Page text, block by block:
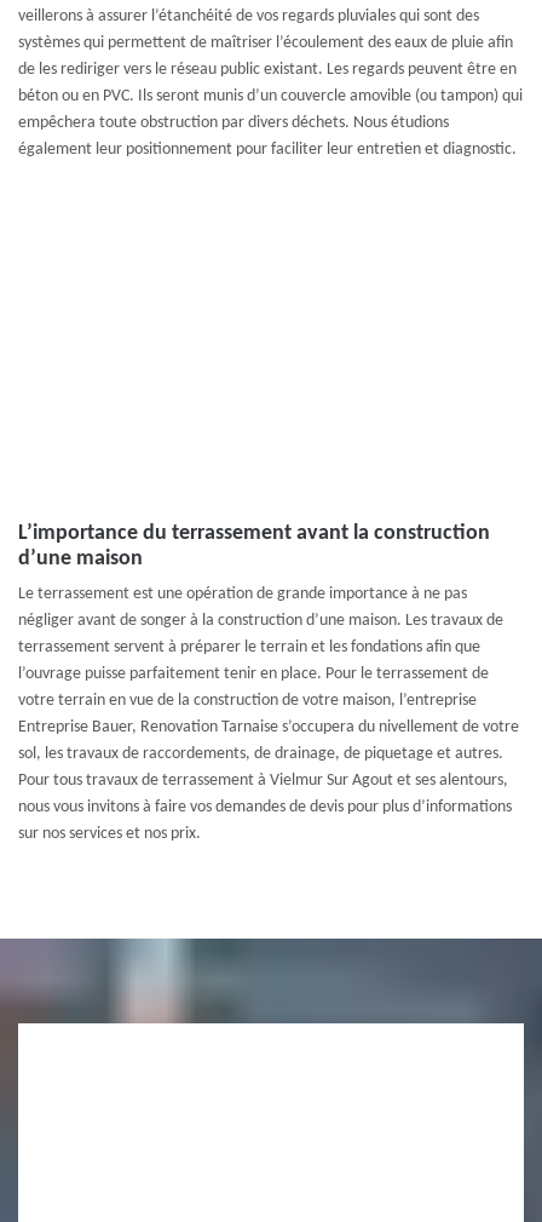
veillerons à assurer l’étanchéité de vos regards pluviales qui sont des
systèmes qui permettent de maîtriser l’écoulement des eaux de pluie afin
de les rediriger vers le réseau public existant. Les regards peuvent être en
béton ou en PVC. Ils seront munis d’un couvercle amovible (ou tampon) qui
empêchera toute obstruction par divers déchets. Nous étudions
également leur positionnement pour faciliter leur entretien et diagnostic.
L’importance du terrassement avant la construction
d’une maison
Le terrassement est une opération de grande importance à ne pas
négliger avant de songer à la construction d’une maison. Les travaux de
terrassement servent à préparer le terrain et les fondations afin que
l’ouvrage puisse parfaitement tenir en place. Pour le terrassement de
votre terrain en vue de la construction de votre maison, l’entreprise
Entreprise Bauer, Renovation Tarnaise s’occupera du nivellement de votre
sol, les travaux de raccordements, de drainage, de piquetage et autres.
Pour tous travaux de terrassement à Vielmur Sur Agout et ses alentours,
nous vous invitons à faire vos demandes de devis pour plus d’informations
sur nos services et nos prix.